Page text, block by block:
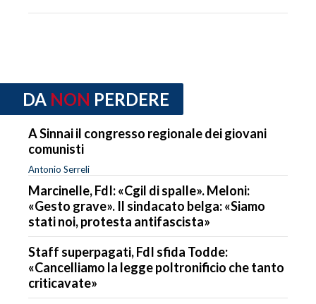
DA NON PERDERE
A Sinnai il congresso regionale dei giovani
comunisti
Antonio Serreli
Marcinelle, FdI: «Cgil di spalle». Meloni:
«Gesto grave». Il sindacato belga: «Siamo
stati noi, protesta antifascista»
Staff superpagati, FdI sfida Todde:
«Cancelliamo la legge poltronificio che tanto
criticavate»